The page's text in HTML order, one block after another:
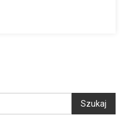
Szukaj